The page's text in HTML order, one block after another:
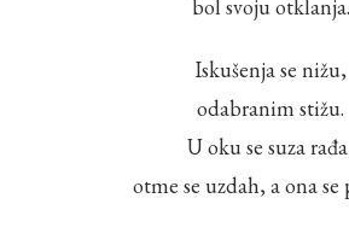
bol svoju otklanja.
Iskušenja se nižu,
odabranim stižu.
U oku se suza
otme se uzdah, a ona se